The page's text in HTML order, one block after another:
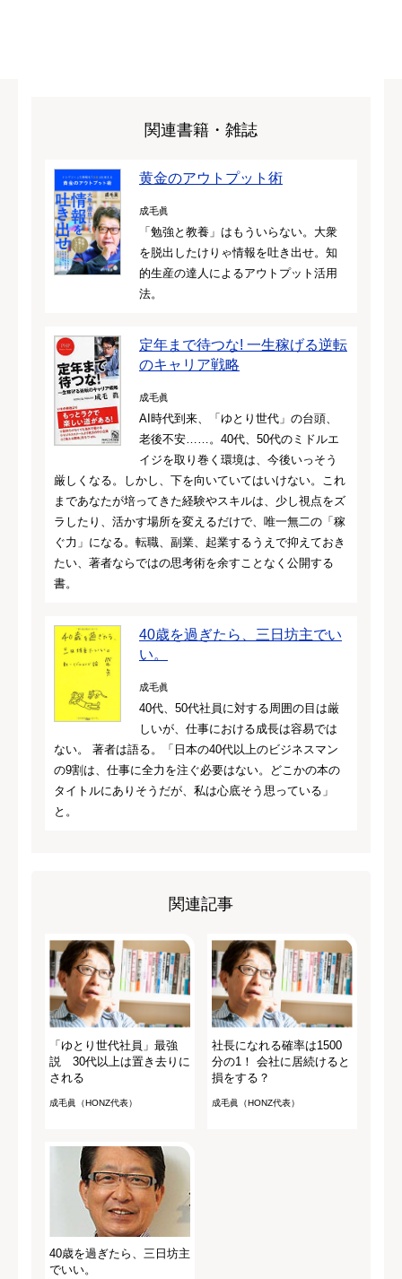
関連書籍・雑誌
黄金のアウトプット術
成毛眞
「勉強と教養」はもういらない。大衆
を脱出したけりゃ情報を吐き出せ。知
的生産の達人によるアウトプット活用
法。
定年まで待つな! 一生稼げる逆転
のキャリア戦略
成毛眞
AI時代到来、「ゆとり世代」の台頭、
老後不安……。40代、50代のミドルエ
イジを取り巻く環境は、今後いっそう
厳しくなる。しかし、下を向いていてはいけない。これ
まであなたが培ってきた経験やスキルは、少し視点をズ
ラしたり、活かす場所を変えるだけで、唯一無二の「稼
ぐ力」になる。転職、副業、起業するうえで抑えておき
たい、著者ならではの思考術を余すことなく公開する
書。
40歳を過ぎたら、三日坊主でい
い。
成毛眞
40代、50代社員に対する周囲の目は厳
しいが、仕事における成長は容易では
ない。 著者は語る。「日本の40代以上のビジネスマン
の9割は、仕事に全力を注ぐ必要はない。どこかの本の
タイトルにありそうだが、私は心底そう思っている」
と。
関連記事
「ゆとり世代社員」最強
説 30代以上は置き去りに
される
成毛眞（HONZ代表）
社長になれる確率は1500
分の1！ 会社に居続けると
損をする？
成毛眞（HONZ代表）
40歳を過ぎたら、三日坊主
でいい。